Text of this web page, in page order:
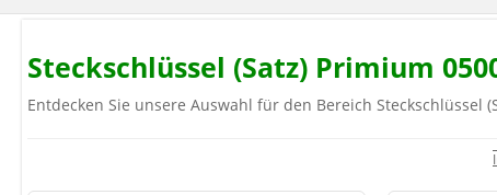
Steckschlüssel (Satz) Primium
Entdecken Sie unsere Auswahl für den Bereich